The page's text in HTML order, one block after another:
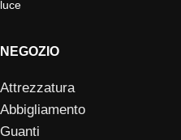
NEGOZIO
Attrezzatura
Abbigliamento
Guanti